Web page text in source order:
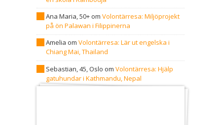
Ana Maria, 50+ om Volontärresa: Miljöprojekt
på ön Palawan i Filippinerna
Amelia om Volontärresa: Lär ut engelska i
Chiang Mai, Thailand
Sebastian, 45, Oslo om Volontärresa: Hjälp
gatuhundar i Kathmandu, Nepal